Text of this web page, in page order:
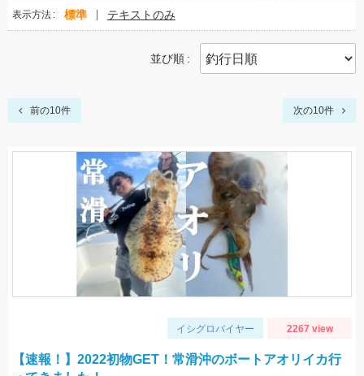
表示方法 標準 テキストのみ
並び順
前の10件 次の10件
イシグロバイヤー 2267 view
【速報！】2022初物GET！常滑沖のボートアオリイカ行